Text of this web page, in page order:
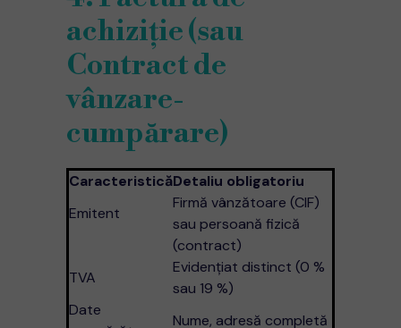
achiziție (sau
Contract de
vânzare-
cumpărare)
CaracteristicăDetaliu obligatoriu
Emitent
Firmă vânzătoare (CIF)
sau persoană fizică
(contract)
TVA
Evidenţiat distinct (0 %
sau 19 %)
Date
Nume, adresă completă